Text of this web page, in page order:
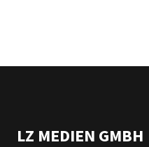
LZ MEDIEN GMBH